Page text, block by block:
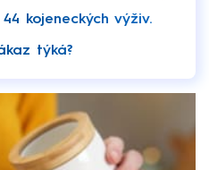
kojeneckých výživ.
týká?